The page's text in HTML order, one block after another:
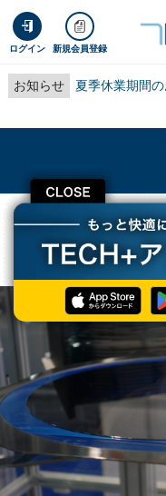
ログイン 新規会員登録
お知らせ 夏季休業期間
TECH+ テクノロジー
半
2019年第3四半期の半導体製